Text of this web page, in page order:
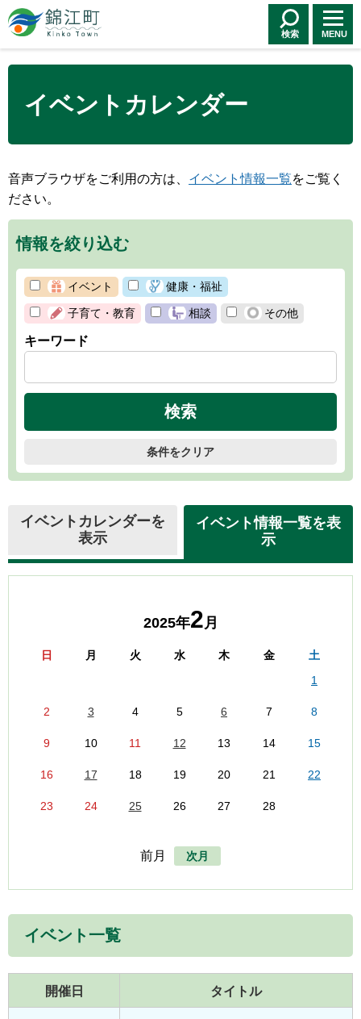
錦江町 Kinko
Town
検索 MENU
イベントカレンダー
音声ブラウザをご利用の方は、 イベント情報一覧をご覧く
ださい。
情報を絞り込む
イベント 健康・福祉
子育て・教育 相談 その他
キーワード
条件をクリア
イベントカレンダーを
表示
イベント情報一覧を表
示
2025年2月
日 月 火 水 木 金
土
1
2 3 4 5 6 7 8
9 10 11 12 13 14 15
16 17 18 19 20 21 22
23 24 25 26 27 28
前月 次月
イベント一覧
開催日 タイトル